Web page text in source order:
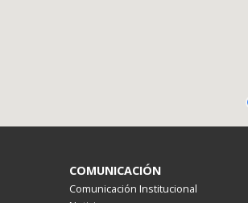
COMUNICACIÓN
Comunicación Institucional